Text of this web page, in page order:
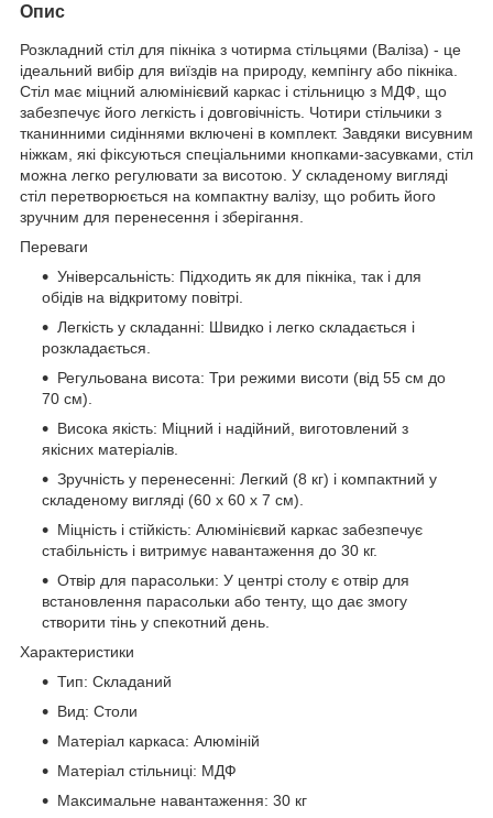
Опис
Розкладний стіл для пікніка з чотирма стільцями (Валіза) - це
ідеальний вибір для виїздів на природу, кемпінгу або пікніка.
Стіл має міцний алюмінієвий каркас і стільницю з МДФ, що
забезпечує його легкість і довговічність. Чотири стільчики з
тканинними сидіннями включені в комплект. Завдяки висувним
ніжкам, які фіксуються спеціальними кнопками-засувками, стіл
можна легко регулювати за висотою. У складеному вигляді
стіл перетворюється на компактну валізу, що робить його
зручним для перенесення і зберігання.
Переваги
Універсальність: Підходить як для пікніка, так і для
обідів на відкритому повітрі.
Легкість у складанні: Швидко і легко складається і
розкладається.
Регульована висота: Три режими висоти (від 55 см до
70 см).
Висока якість: Міцний і надійний, виготовлений з
якісних матеріалів.
Зручність у перенесенні: Легкий (8 кг) і компактний у
складеному вигляді (60 х 60 х 7 см).
Міцність і стійкість: Алюмінієвий каркас забезпечує
стабільність і витримує навантаження до 30 кг.
Отвір для парасольки: У центрі столу є отвір для
встановлення парасольки або тенту, що дає змогу
створити тінь у спекотний день.
Характеристики
Тип: Складаний
Вид: Столи
Матеріал каркаса: Алюміній
Матеріал стільниці: МДФ
Максимальне навантаження: 30 кг